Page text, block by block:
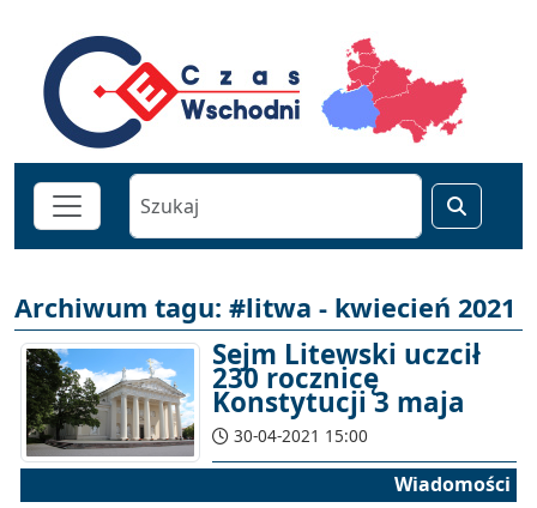
Archiwum tagu: #litwa - kwiecień 2021
Sejm Litewski uczcił
230 rocznicę
Konstytucji 3 maja
30-04-2021 15:00
Wiadomości